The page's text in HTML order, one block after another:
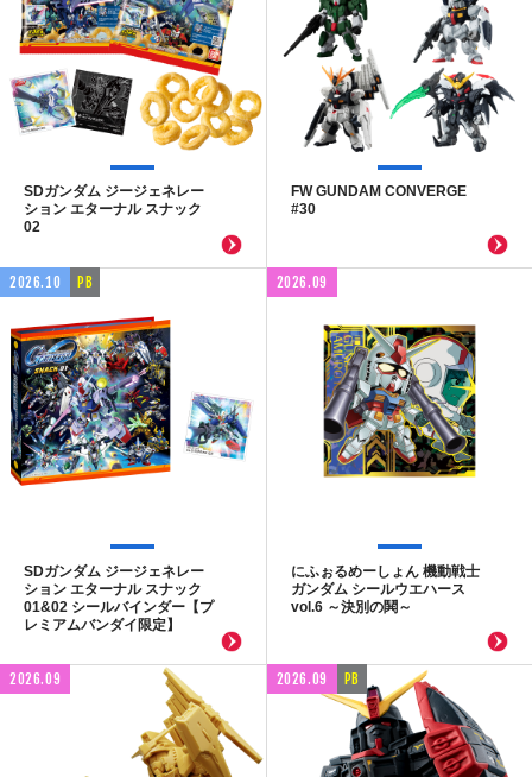
SDガンダム ジージェネレー
ション エターナル スナック
02
FW GUNDAM CONVERGE
#30
2026.10 PB
SDガンダム ジージェネレー
ション エターナル スナック
01&02 シールバインダー【プ
レミアムバンダイ限定】
2026.09
にふぉるめーしょん 機動戦士
ガンダム シールウエハース
vol.6 ～決別の鬨～
2026.09 2026.09 PB